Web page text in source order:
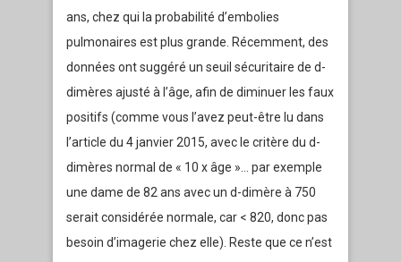
ans, chez qui la probabilité d’embolies
pulmonaires est plus grande. Récemment, des
données ont suggéré un seuil sécuritaire de d-
dimères ajusté à l’âge, afin de diminuer les faux
positifs (comme vous l’avez peut-être lu dans
l’article du 4 janvier 2015, avec le critère du d-
dimères normal de « 10 x âge »… par exemple
une dame de 82 ans avec un d-dimère à 750
serait considérée normale, car < 820, donc pas
besoin d’imagerie chez elle). Reste que ce n’est